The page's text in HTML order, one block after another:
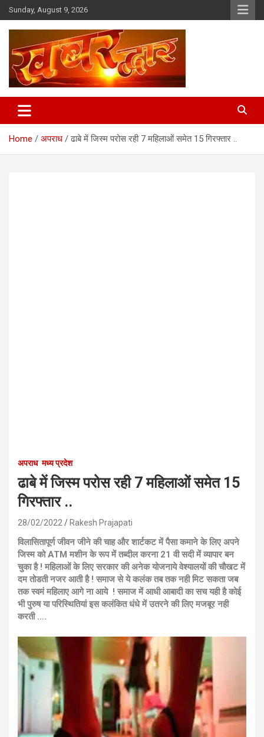
Skip
to
content
Sunday, August 9, 2026
Khabar Dwar
Home अपराध ढाबे में जिस्म परोस रही 7 महिलाओं समेत 15 गिरफ्तार ..
अपराध मध्य प्रदेश
ढाबे में जिस्म परोस रही 7 महिलाओं समेत 15
गिरफ्तार ..
28/02/2022 Rakesh Prajapati
विलासितापूर्ण जीवन जीने की चाह और शार्टकट में पैसा कमाने के लिए अपने
जिस्म को ATM मशीन के रूप में तब्दील करना 21 वी सदी में व्यापार बन
चुका है ! महिलाओं के लिए सरकार की अनेक योजनाये वेश्यालयों की चौखट में
दम तोडती नजर आती है ! समाज से ये कलंक तब तक नही मिट सकता जब
तक स्वमं महिलाए आगे ना आये ! समाज में आधी आबादी का सच यही है कोई
भी पुरुष या परिस्थितियां इस कलंकित धंधे में उतरने की लिए मजबूर नही
करती ….